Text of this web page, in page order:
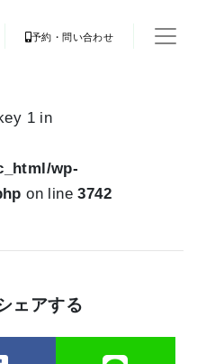
予約・問い合わせ
1 in
wp-
on line3742
ェアする